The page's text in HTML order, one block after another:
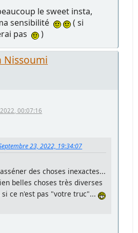
le sweet insta,
sensibilité
( si
pas
)
Nissoumi
00:07:16
23, 2022, 19:34:07
des choses inexactes...
belles choses très diverses
si ce n'est pas "votre truc"...